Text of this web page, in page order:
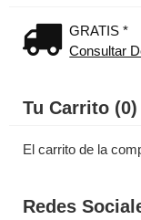
GRATIS *
Consultar
Tu Carrito (0)
El carrito de la
Redes